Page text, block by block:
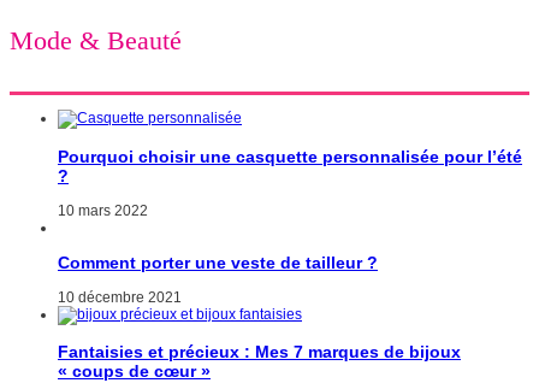
Mode & Beauté
Pourquoi choisir une casquette personnalisée pour l’été
?
10 mars 2022
Comment porter une veste de tailleur ?
10 décembre 2021
Fantaisies et précieux : Mes 7 marques de bijoux
« coups de cœur »